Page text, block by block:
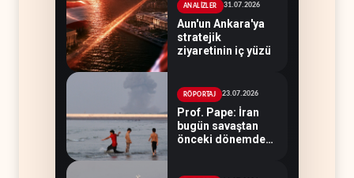
ANALİZLER 31.07.2026
Aun'un Ankara'ya
stratejik
ziyaretinin iç yüzü
RÖPORTAJ 23.07.2026
Prof. Pape: İran
bugün savaştan
önceki dönemden